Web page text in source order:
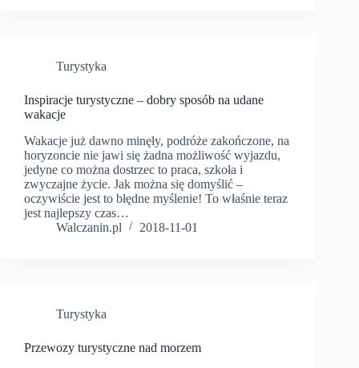
Turystyka
Inspiracje turystyczne – dobry sposób na udane
wakacje
Wakacje już dawno minęły, podróże zakończone, na
horyzoncie nie jawi się żadna możliwość wyjazdu,
jedyne co można dostrzec to praca, szkoła i
zwyczajne życie. Jak można się domyślić –
oczywiście jest to błędne myślenie! To właśnie teraz
jest najlepszy czas…
Walczanin.pl
2018-11-01
Turystyka
Przewozy turystyczne nad morzem